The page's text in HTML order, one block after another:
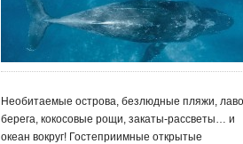
Необитаемые острова, безлюдные пляжи,
берега, кокосовые рощи, закаты-рассветы… и
океан вокруг! Гостеприимные открытые